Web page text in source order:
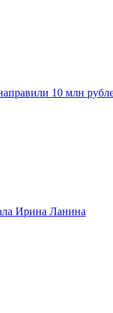
10 млн
Ирина Ланина